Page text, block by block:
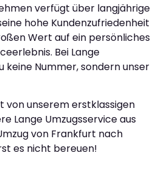
verfügt über langjährige
hohe Kundenzufriedenheit
Wert auf ein persönliches
Bei Lange
keine Nummer, sondern unser
von unserem erstklassigen
Lange Umzugsservice aus
von Frankfurt nach
es nicht bereuen!